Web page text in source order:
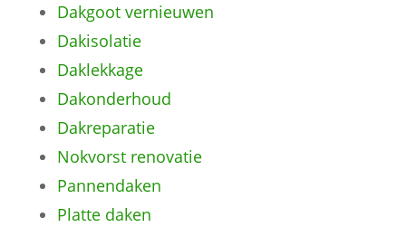
Dakgoot vernieuwen
Dakisolatie
Daklekkage
Dakonderhoud
Dakreparatie
Nokvorst renovatie
Pannendaken
Platte daken